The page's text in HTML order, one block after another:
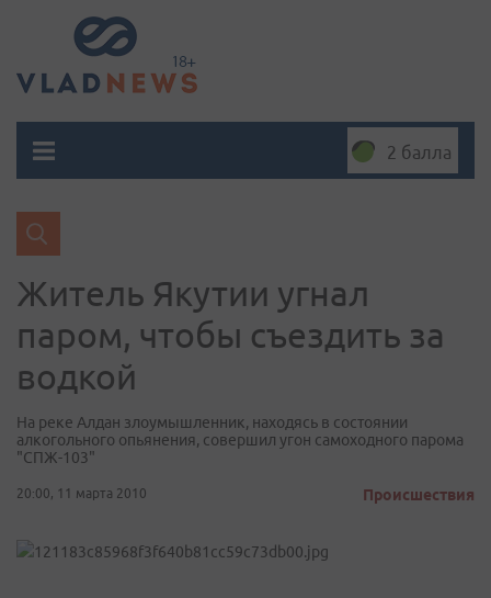
2 балла
Житель Якутии угнал
паром, чтобы съездить за
водкой
На реке Алдан злоумышленник, находясь в состоянии
алкогольного опьянения, совершил угон самоходного парома
"СПЖ-103"
20:00, 11 марта 2010 Происшествия